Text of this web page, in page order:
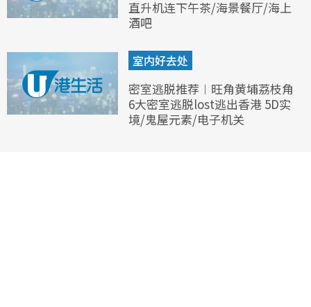
直升机连下午茶/海景餐厅/海上
酒吧
室内好去处
密室逃脱推荐︱旺角黄埔荔枝角
6大密室逃脱lost逃出香港 5D实
境/鬼屋元素/电子机关